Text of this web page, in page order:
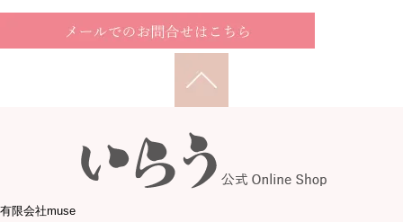
有限会社muse